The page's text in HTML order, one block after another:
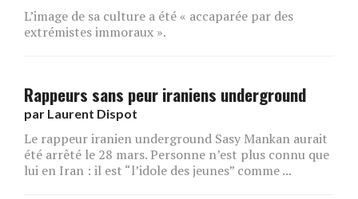
L’image de sa culture a été « accaparée par des
extrémistes immoraux ».
Rappeurs sans peur iraniens underground
par Laurent Dispot
Le rappeur iranien underground Sasy Mankan aurait
été arrêté le 28 mars. Personne n’est plus connu que
lui en Iran : il est “l’idole des jeunes” comme ...